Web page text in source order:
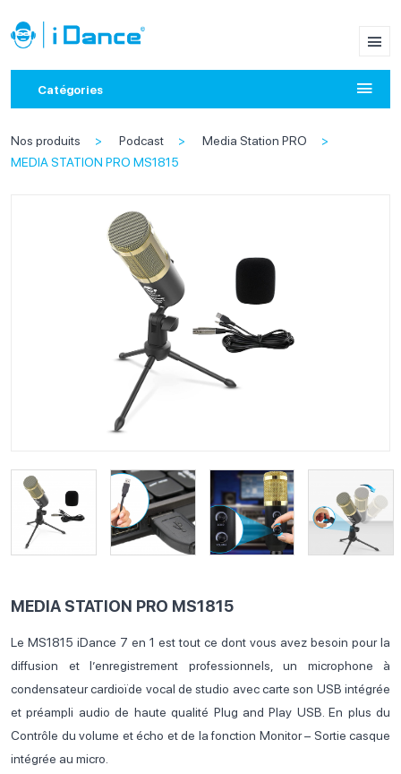
Catégories
Nos produits Podcast
Media Station PRO
MEDIA STATION PRO MS1815
MEDIA STATION PRO MS1815
Le MS1815 iDance 7 en 1 est tout ce dont vous avez besoin pour la
diffusion et l’enregistrement professionnels, un microphone à
condensateur cardioïde vocal de studio avec carte son USB intégrée
et préampli audio de haute qualité Plug and Play USB. En plus du
Contrôle du volume et écho et de la fonction Monitor – Sortie casque
intégrée au micro.